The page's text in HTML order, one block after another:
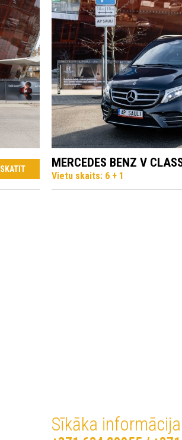
SKATĪT MERCEDES BENZ V
Vietu skaits: 6 + 1
Sīkāka informācija